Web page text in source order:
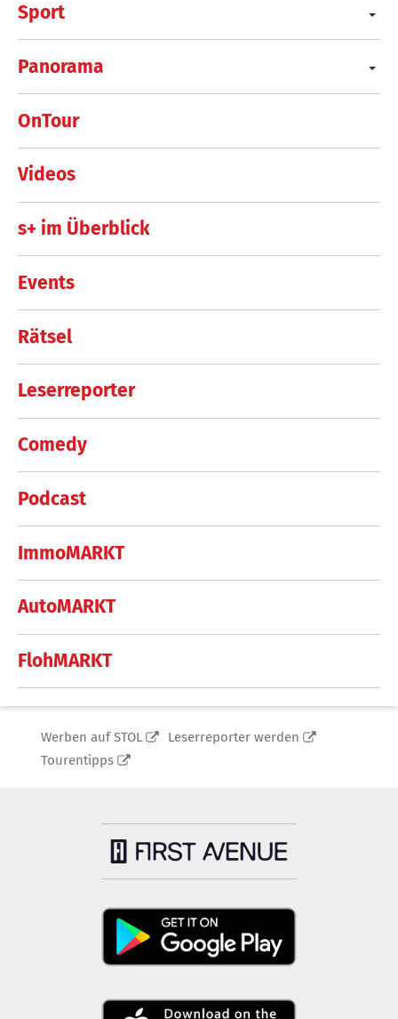
Sport
Panorama
OnTour
Videos
s+ im Überblick
Events
Rätsel
Leserreporter
Comedy
Podcast
ImmoMARKT
AutoMARKT
FlohMARKT
Werben auf STOL
Leserreporter werden
Tourentipps